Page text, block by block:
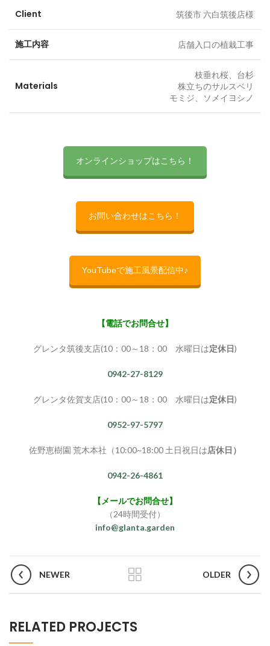
Client 筑後市 六白筑後店様
施工内容 店舗入口の植栽工事
Materials
枝垂れ桜、台杉
株立ちのサルスベリ
モミジ、ソメイヨシノ
オンラインショップはこちら！
お問い合わせはこちら！
YouTubeで施工風景配信中♪
【電話でお問合せ】
グレンタ筑後支店(10：00～18：00 水曜日は定休日)
0942-27-8129
グレンタ佐賀支店(10：00～18：00 水曜日は定休日)
0952-97-5797
佐野恵樹園 荒木本社（10:00~18:00 土日祝日は店休日）
0942-26-4861
【メールでお問合せ】
（24時間受付）
info@glanta.garden
NEWER OLDER
RELATED PROJECTS